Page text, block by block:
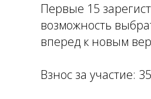
Первые 15
возможность
вперед к новым
Взнос за участие: